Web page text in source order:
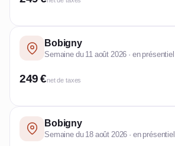
Bobigny
Semaine du 11 août 2026 · en présentiel
249 €net de taxes
Bobigny
Semaine du 18 août 2026 · en présentiel